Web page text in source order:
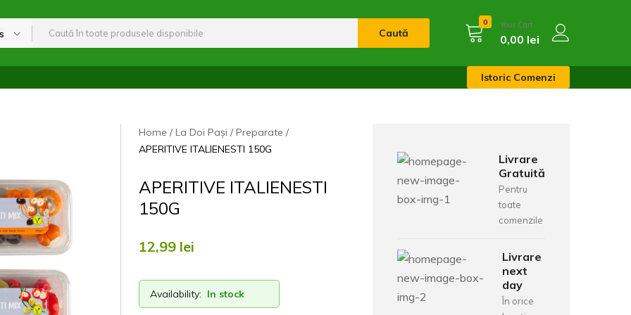
Caută
0 Your Cart
0,00 lei
Istoric Comenzi
Home La Doi Pași
Preparate
APERITIVE ITALIENESTI 150G
APERITIVE ITALIENESTI
150G
12,99 lei
Availability: In stock
Livrare
Gratuită
Pentru
toate
comenzile
Livrare
next
day
În orice